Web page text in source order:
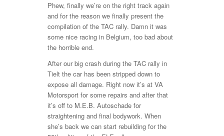
Phew, finally we’re on the right track again
and for the reason we finally present the
compilation of the TAC rally. Damn it was
some nice racing in Belgium, too bad about
the horrible end.
After our big crash during the TAC rally in
Tielt the car has been stripped down to
expose all damage. Right now it’s at VA
Motorsport for some repairs and after that
it’s off to M.E.B. Autoschade for
straightening and final bodywork. When
she’s back we can start rebuilding for the